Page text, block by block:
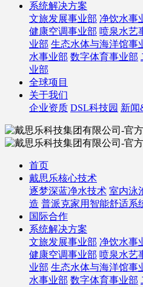
系统解决方案
文旅发展事业部 净饮水事
健康空调事业部 喷泉水艺
业部 生态水体与海洋馆事
水事业部 数字体育事业部
业部
全球项目
关于我们
企业资质 DSL科技园 新闻
首页
戴思乐核心技术
逐梦深蓝净水技术 室内泳
造 普派克家用智能舒适系
国际合作
系统解决方案
文旅发展事业部 净饮水事
健康空调事业部 喷泉水艺
业部 生态水体与海洋馆事
水事业部 数字体育事业部